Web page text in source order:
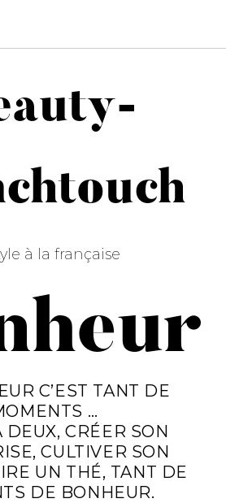
Beauty-Frenchtouch
à la française
C’EST TANT DE
…
DEUX, CRÉER SON
CULTIVER SON
UN THÉ, TANT DE
DE BONHEUR.